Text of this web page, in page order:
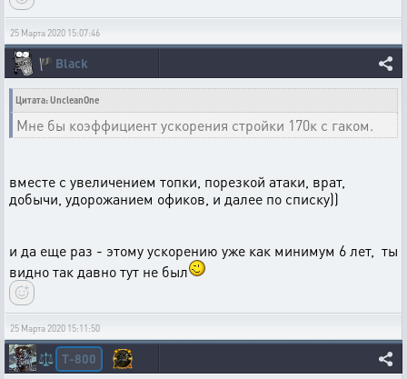
25 Марта 2020 15:07:46
🏴 Black
Цитата: UncleanOne
Мне бы коэффициент ускорения стройки 170к с гаком.
вместе с увеличением топки, порезкой атаки, врат,
добычи, удорожанием офиков, и далее по списку))
и да еще раз - этому ускорению уже как минимум 6 лет, ты
видно так давно тут не был
25 Марта 2020 15:11:50
⚖️ T-800